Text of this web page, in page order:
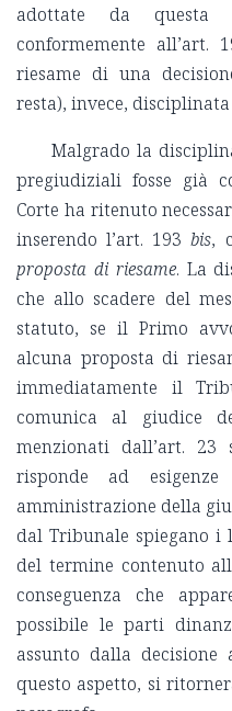
adottate da questa
conformemente all’art.
riesame di una
resta), invece, disciplinata
Malgrado la
pregiudiziali fosse già
Corte ha ritenuto
inserendo l’art. 193bis,
proposta di riesame. La
che allo scadere del
statuto, se il Primo
alcuna proposta di
immediatamente il
comunica al giudice
menzionati dall’art. 23
risponde ad
amministrazione della
dal Tribunale spiegano i
del termine contenuto
conseguenza che
possibile le parti
assunto dalla decisione
questo aspetto, si